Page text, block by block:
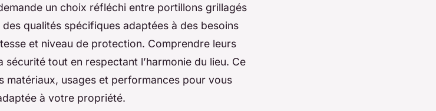
un choix réfléchi entre portillons grillagés
qualités spécifiques adaptées à des besoins
et niveau de protection. Comprendre leurs
sécurité tout en respectant l’harmonie du lieu. Ce
matériaux, usages et performances pour vous
à votre propriété.